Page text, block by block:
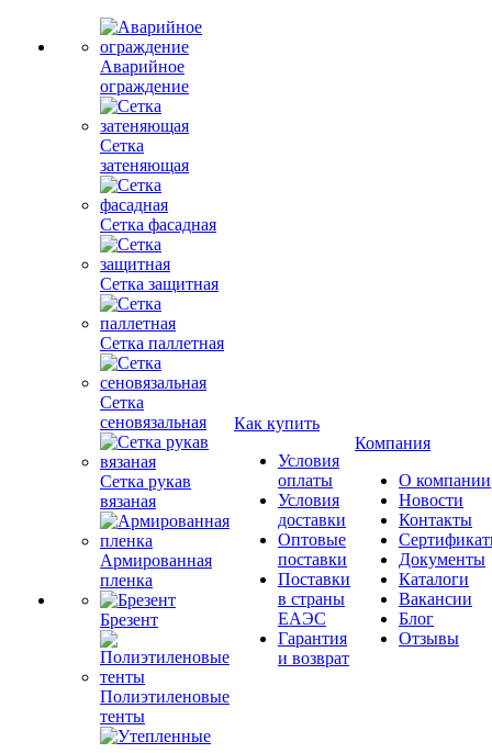
Аварийное
ограждение
Сетка
затеняющая
Сетка фасадная
Сетка защитная
Сетка паллетная
Сетка
сеновязальная
Сетка рукав
вязаная
Армированная
пленка
Брезент
Полиэтиленовые
тенты
Как купить
Условия
оплаты
Условия
доставки
Оптовые
поставки
Поставки
в страны
ЕАЭС
Гарантия
и возврат
Компания
О компании
Новости
Контакты
Документы
Каталоги
Вакансии
Блог
Отзывы